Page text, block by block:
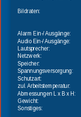
Bildraten:
Alarm Ein-/ Ausgänge:
Audio Ein-/ Ausgänge:
Lautsprecher:
Netzwerk:
Speicher:
Spannungsversorgung:
Schutzart:
zul. Arbeitstemperatur:
Abmessungen L x B x H:
Gewicht:
Sonstiges: